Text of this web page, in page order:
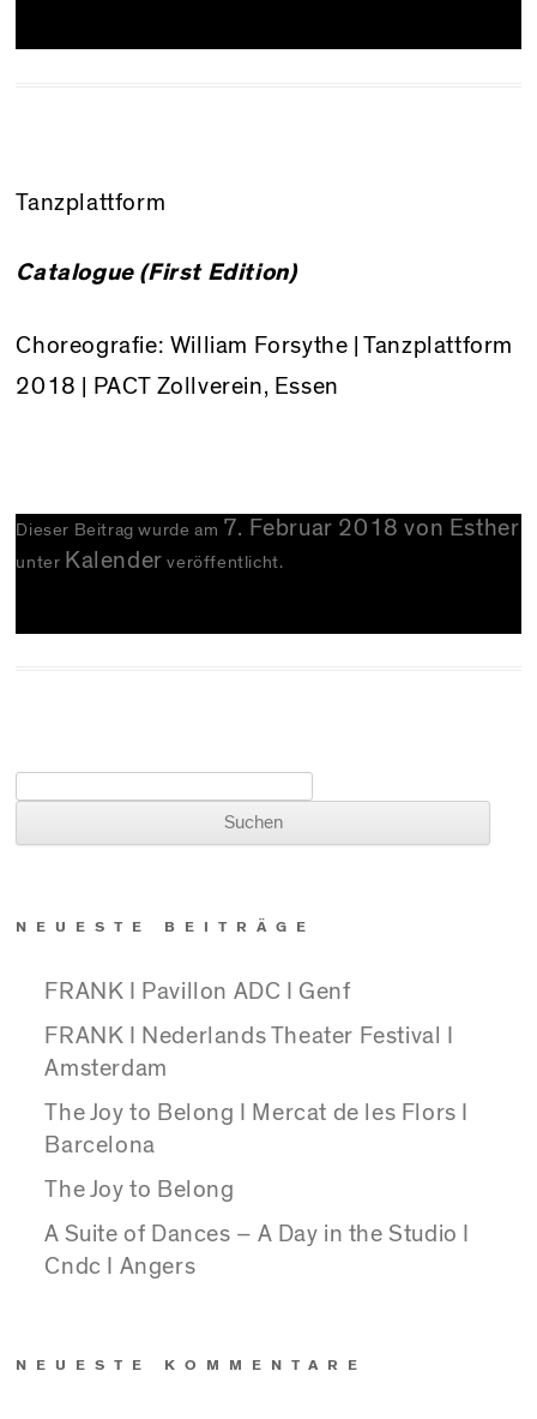
Tanzplattform
Catalogue (First Edition)
Choreografie: William Forsythe | Tanzplattform
2018 | PACT Zollverein, Essen
Dieser Beitrag wurde am 7. Februar 2018 von Esther
unter Kalender veröffentlicht.
NEUESTE BEITRÄGE
FRANK I Pavillon ADC I Genf
FRANK I Nederlands Theater Festival I
Amsterdam
The Joy to Belong I Mercat de les Flors I
Barcelona
The Joy to Belong
A Suite of Dances – A Day in the Studio I
Cndc I Angers
NEUESTE KOMMENTARE